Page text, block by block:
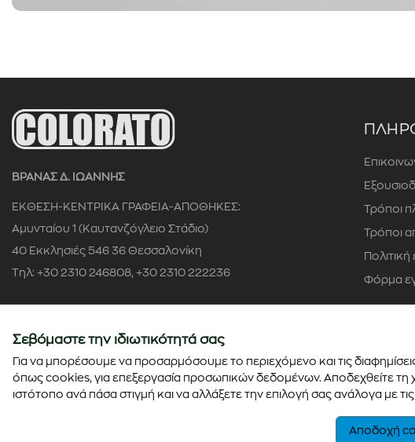
ΒΡΑΝΑΣ Δ. ΙΩΑΝΝΗΣ
ΕΚΘΕΣΗ-ΚΕΝΤΡΙΚΑ ΓΡΑΦΕΙΑ-ΑΠΟΘΗΚΕΣ:
Αμυνταίου 1 (Καυτανζόγλειο Στάδιο)
40 Εκκλησιές 546 36 Θεσσαλονίκη
Τηλ: +30 2310 246808, +30 2310 222236
Τρόποι
Τρόποι
Φόρμα
© Copyright 2026 - colorato.net All rights reserved
Σεβόμαστε την ιδιωτικότητά σας
Για να μπορέσουμε να προσαρμόσουμε το περιεχόμενο και τις
όπως cookies, για επεξεργασία προσωπικών δεδομένων. Αποδεχθείτε τη
ιστότοπο ανά πάσα στιγμή και να αλλάξετε την επιλογή σας ανάλογα με
Αποδοχή